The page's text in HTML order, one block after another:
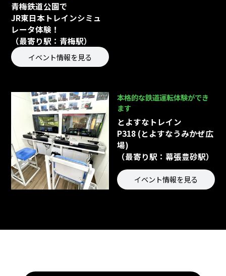
青梅鉄道公園で
JR東日本トレインシミュ
レータ体験！
（最寄り駅：青梅駅）
イベント情報を見る
本格的な鉄道運転体験ができ
ます
とよすなトレイン
P318 (とよすなうみかぜ広
場)
（最寄り駅：幕張豊砂駅）
イベント情報を見る